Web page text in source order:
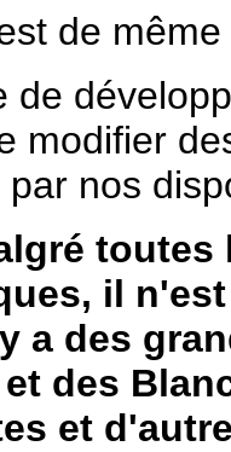
même de
de
modifier
nos
il
a des
des
et